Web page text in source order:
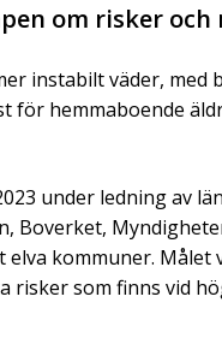
om risker
instabilt väder, med
hemmaboende
under ledning av
Boverket,
kommuner.
risker som finns vid